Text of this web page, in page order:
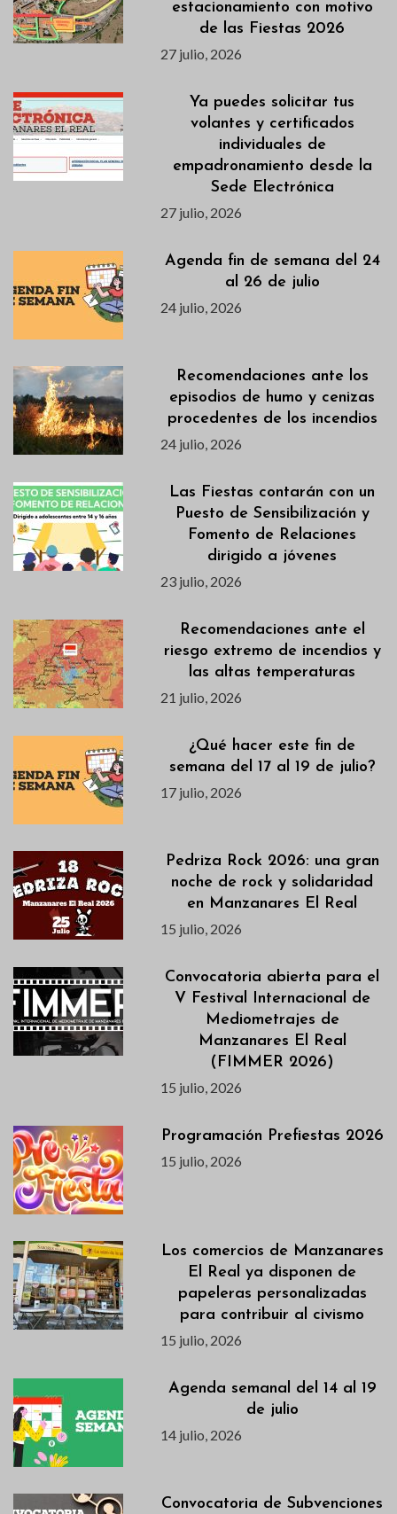
estacionamiento con motivo
de las Fiestas 2026
27 julio, 2026
Ya puedes solicitar tus
volantes y certificados
individuales de
empadronamiento desde la
Sede Electrónica
27 julio, 2026
Agenda fin de semana del 24
al 26 de julio
24 julio, 2026
Recomendaciones ante los
episodios de humo y cenizas
procedentes de los incendios
24 julio, 2026
Las Fiestas contarán con un
Puesto de Sensibilización y
Fomento de Relaciones
dirigido a jóvenes
23 julio, 2026
Recomendaciones ante el
riesgo extremo de incendios y
las altas temperaturas
21 julio, 2026
¿Qué hacer este fin de
semana del 17 al 19 de julio?
17 julio, 2026
Pedriza Rock 2026: una gran
noche de rock y solidaridad
en Manzanares El Real
15 julio, 2026
Convocatoria abierta para el
V Festival Internacional de
Mediometrajes de
Manzanares El Real
(FIMMER 2026)
15 julio, 2026
Programación Prefiestas 2026
15 julio, 2026
Los comercios de Manzanares
El Real ya disponen de
papeleras personalizadas
para contribuir al civismo
15 julio, 2026
Agenda semanal del 14 al 19
de julio
14 julio, 2026
Convocatoria de Subvenciones